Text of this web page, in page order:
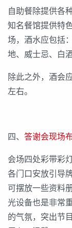
自助餐除提供各
知名餐馆提供特
场，酒水应包括
地、威士忌、白酒
除此之外，酒会
左右。
四、 答谢会现场
会场四处彩带彩
各门口安放引导
可摆放一些资料
光设备也是非常
的气氛，突出节